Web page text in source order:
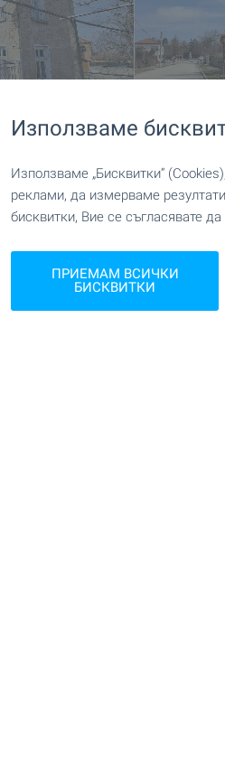
Използваме
Използваме „Бисквитки“
реклами, да измерваме
бисквитки, Вие се съгласявате
ПРИЕМАМ ВСИЧКИ
БИСКВИТКИ